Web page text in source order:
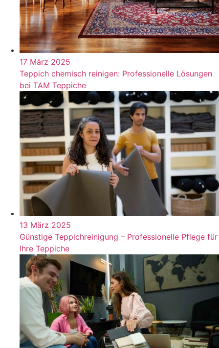
17 März 2025
Teppich chemisch reinigen: Professionelle Lösungen
bei TAM Teppiche
13 März 2025
Günstige Teppichreinigung – Professionelle Pflege für
Ihre Teppiche